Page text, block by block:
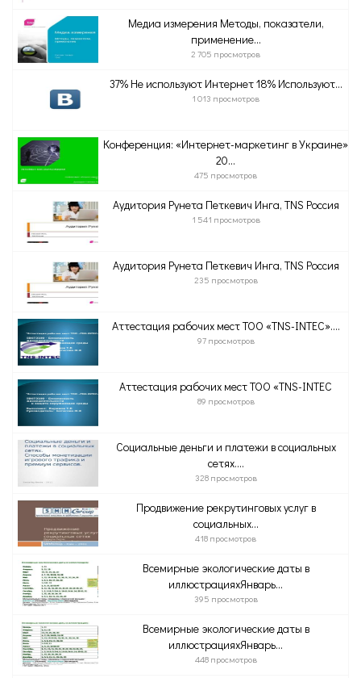
Медиа измерения Методы, показатели,
применение...
2 705 просмотров
37% Не используют Интернет 18% Используют...
1 013 просмотров
Конференция: «Интернет-маркетинг в Украине»
20...
475 просмотров
Аудитория Рунета Петкевич Инга, TNS Россия
1 541 просмотров
Аудитория Рунета Петкевич Инга, TNS Россия
235 просмотров
Аттестация рабочих мест ТОО «TNS-INTEC»....
97 просмотров
Аттестация рабочих мест ТОО «TNS-INTEC
89 просмотров
Социальные деньги и платежи в социальных
сетях....
328 просмотров
Продвижение рекрутинговых услуг в
социальных...
418 просмотров
Всемирные экологические даты в
иллюстрацияхЯнварь...
395 просмотров
Всемирные экологические даты в
иллюстрацияхЯнварь...
448 просмотров